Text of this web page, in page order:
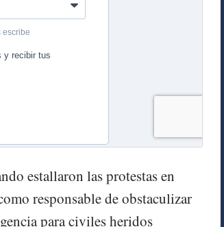
estallaron las protestas en
responsable de obstaculizar
para civiles heridos